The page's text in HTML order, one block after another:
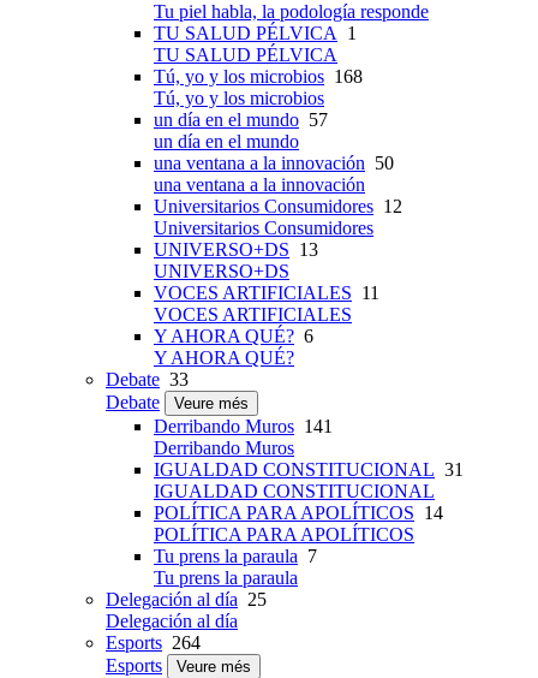
Tu piel habla, la podología responde
TU SALUD PÉLVICA
1
TU SALUD PÉLVICA
Tú, yo y los microbios 168
Tú, yo y los microbios
un día en el mundo 57
un día en el mundo
una ventana a la innovación 50
una ventana a la innovación
Universitarios Consumidores 12
Universitarios Consumidores
UNIVERSO+DS 13
UNIVERSO+DS
VOCES ARTIFICIALES 11
VOCES ARTIFICIALES
Y AHORA QUÉ? 6
Y AHORA QUÉ?
Debate 33
Debate
Veure més
Derribando Muros 141
Derribando Muros
IGUALDAD CONSTITUCIONAL 31
IGUALDAD CONSTITUCIONAL
POLÍTICA PARA APOLÍTICOS 14
POLÍTICA PARA APOLÍTICOS
Tu prens la paraula 7
Tu prens la paraula
Delegación al día 25
Delegación al día
Esports 264
Esports
Veure més